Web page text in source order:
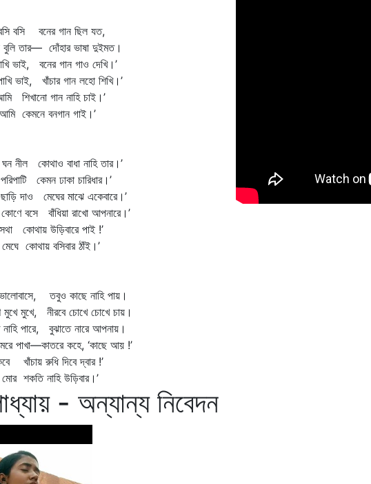
বসি বনের গান ছিল যত,
তার— দোঁহার ভাষা দুইমত।
ভাই, বনের গান গাও দেখি।’
ভাই, খাঁচার গান লহো শিখি।’
গান নাহি চাই।’
কেমনে বনগান গাই।’
কোথাও বাধা নাহি তার।’
কেমন ঢাকা চারিধার।’
দাও মেঘের মাঝে একেবারে।’
বসে বাঁধিয়া রাখো আপনারে।’
কোথায় উড়িবারে পাই !’
কোথায় বসিবার ঠাঁই।’
তবুও কাছে নাহি পায়।
মুখে, নীরবে চোখে চোখে চায়।
পারে, বুঝাতে নারে আপনায়।
কহে, ‘কাছে আয় !’
রুধি দিবে দ্বার !’
শকতি নাহি উড়িবার।’
- অন্যান্য নিবেদন